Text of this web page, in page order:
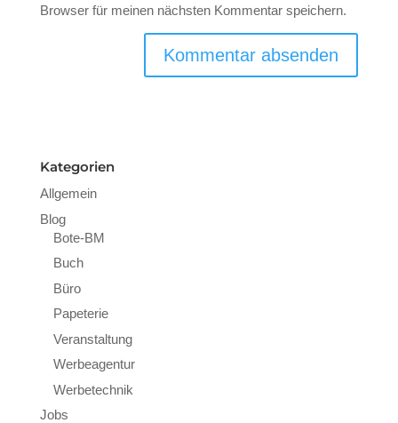
Browser für meinen nächsten Kommentar speichern.
Kategorien
Allgemein
Blog
Bote-BM
Buch
Büro
Papeterie
Veranstaltung
Werbeagentur
Werbetechnik
Jobs